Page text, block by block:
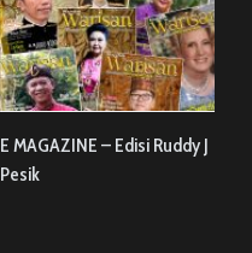
E MAGAZINE – Edisi Ruddy J
Pesik